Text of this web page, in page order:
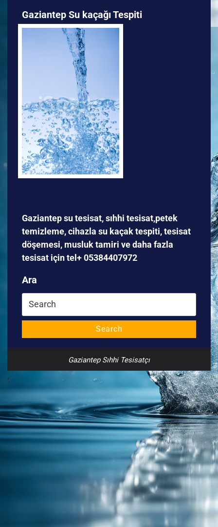
Gaziantep Su kaçağı Tespiti
Gaziantep su tesisat, sıhhi tesisat,petek
temizleme, cihazla su kaçak tespiti, tesisat
döşemesi, musluk tamiri ve daha fazla
tesisat için tel+ 05384407972
Ara
Search
Search
Gaziantep Sıhhi Tesisatçı
,